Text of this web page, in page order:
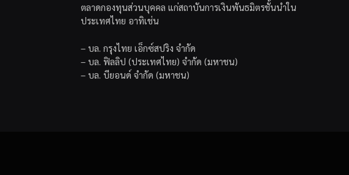
ตลาดกองทุนส่วนบุคคล แก่สถาบันการเงินพันธมิตรชั้นนำใน
ประเทศไทย อาทิเช่น
– บล. กรุงไทย เอ็กซ์สปริง จำกัด
– บล. ฟิลลิป (ประเทศไทย) จำกัด (มหาชน)
– บล. บียอนด์ จำกัด (มหาชน)